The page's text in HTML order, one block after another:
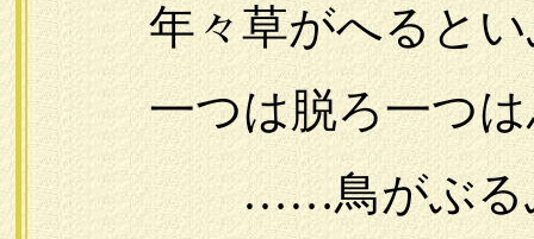
年々草がへるとい
一つは脱ろ一つは
……鳥がぶるぶる